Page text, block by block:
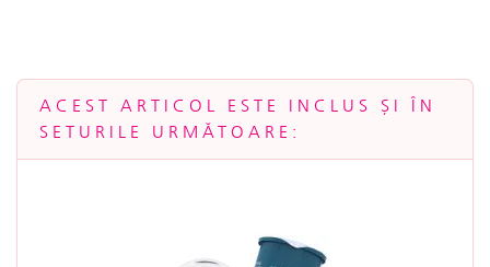
ACEST ARTICOL ESTE INCLUS ȘI ÎN
SETURILE URMĂTOARE: